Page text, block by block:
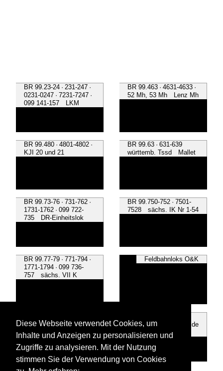
BR 99.23-24 · 231-247 ·
0231-0247 · 7231-7247 ·
099 141-157 LKM
BR 99.463 · 4631-4633 ·
52 Mh, 53 Mh Lenz Mh
BR 99.480 · 4801-4802 ·
KJI 20 und 21
BR 99.63 · 631-639
württemb. Tssd Mallet
BR 99.73-76 · 731-762 ·
1731-1762 · 099 722-
735 DR-Einheitslok
BR 99.750-752 · 7501-
7528 sächs. IK Nr 1-54
BR 99.77-79 · 771-794 ·
1771-1794 · 099 736-
757 sächs. VII K
Feldbahnloks O&K
Brohtalbahn 11sm
Mallet
u.a. 'Schwarzach', 'Wilde
Hilde'
Diese Webseite verwendet Cookies, um
Inhalte und Anzeigen zu personalisieren und
Zugriffe zu analysieren. Mit der Nutzung
stimmen Sie der Verwendung von Cookies